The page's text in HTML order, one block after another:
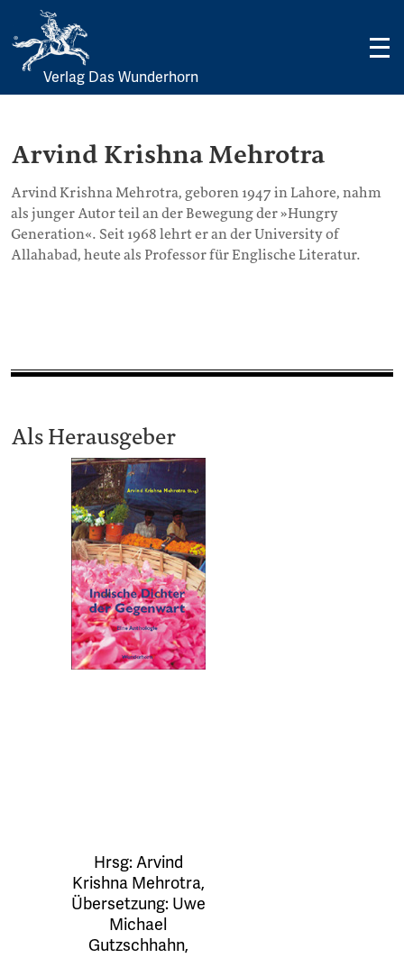
Skip
Verlag Das Wunderhorn
Arvind Krishna Mehrotra
Arvind Krishna Mehrotra, geboren 1947 in Lahore, nahm
als junger Autor teil an der Bewegung der »Hungry
Generation«. Seit 1968 lehrt er an der University of
Allahabad, heute als Professor für Englische Literatur.
Als Herausgeber
Hrsg:Arvind
Krishna Mehrotra,
Übersetzung: Uwe
Michael
Gutzschhahn,